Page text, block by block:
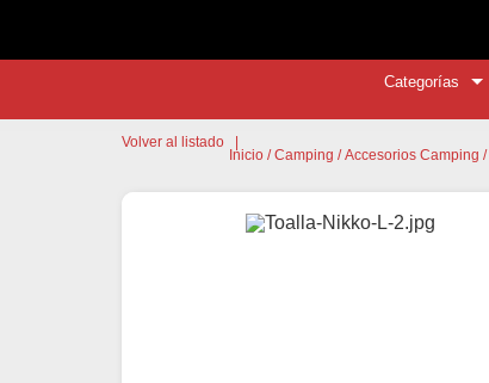
Categorías
Volver al listado
Inicio /Camping /Accesorios Camping /